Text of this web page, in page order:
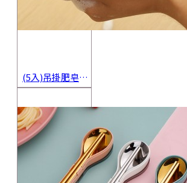
(5入)吊掛肥皂起泡網 香皂起泡袋